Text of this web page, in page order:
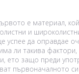
е материал,
и
да оправдае
ли такива фактори,
ето защо преди
първоначалното